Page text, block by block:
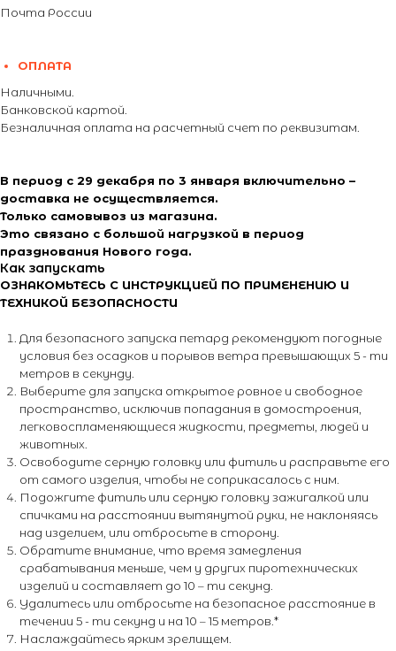
Почта России
ОПЛАТА
Наличными.
Банковской картой.
Безналичная оплата на расчетный счет по реквизитам.
В период с 29 декабря по 3 января включительно –
доставка не осуществляется.
Только самовывоз из магазина.
Это связано с большой нагрузкой в период
празднования Нового года.
Как запускать
ОЗНАКОМЬТЕСЬ С ИНСТРУКЦИЕЙ ПО ПРИМЕНЕНИЮ И
ТЕХНИКОЙ БЕЗОПАСНОСТИ
Для безопасного запуска петард рекомендуют погодные
условия без осадков и порывов ветра превышающих 5 - ти
метров в секунду.
Выберите для запуска открытое ровное и свободное
пространство, исключив попадания в домостроения,
легковоспламеняющиеся жидкости, предметы, людей и
животных.
Освободите серную головку или фитиль и расправьте его
от самого изделия, чтобы не соприкасалось с ним.
Подожгите фитиль или серную головку зажигалкой или
спичками на расстоянии вытянутой руки, не наклоняясь
над изделием, или отбросьте в сторону.
Обратите внимание, что время замедления
срабатывания меньше, чем у других пиротехнических
изделий и составляет до 10 – ти секунд.
Удалитесь или отбросьте на безопасное расстояние в
течении 5 - ти секунд и на 10 – 15 метров.*
Наслаждайтесь ярким зрелищем.